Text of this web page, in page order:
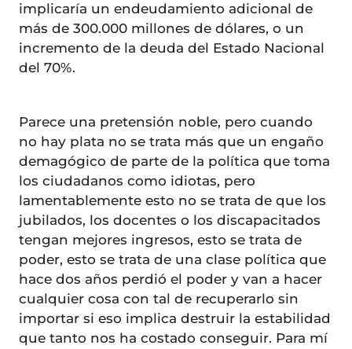
implicaría un endeudamiento adicional de
más de 300.000 millones de dólares, o un
incremento de la deuda del Estado Nacional
del 70%.
Parece una pretensión noble, pero cuando
no hay plata no se trata más que un engaño
demagógico de parte de la política que toma
los ciudadanos como idiotas, pero
lamentablemente esto no se trata de que los
jubilados, los docentes o los discapacitados
tengan mejores ingresos, esto se trata de
poder, esto se trata de una clase política que
hace dos años perdió el poder y van a hacer
cualquier cosa con tal de recuperarlo sin
importar si eso implica destruir la estabilidad
que tanto nos ha costado conseguir. Para mí